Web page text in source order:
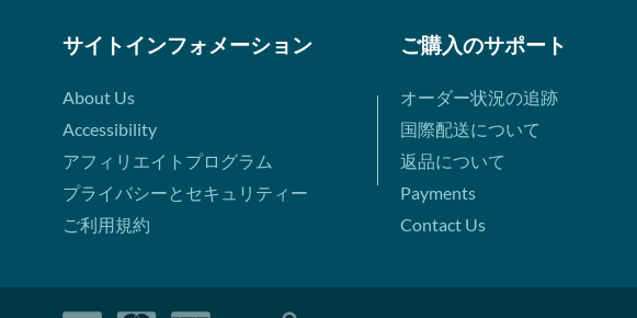
サイトインフォメーション
About Us
Accessibility
アフィリエイトプログラム
プライバシーとセキュリティー
ご利用規約
ご購入のサポート
オーダー状況の追跡
国際配送について
返品について
Payments
Contact Us